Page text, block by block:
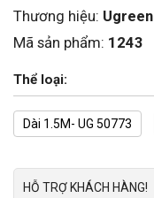
Thương hiệu: Ugreen
Mã sản phẩm: 1243
Thể loại:
Dài 1.5M- UG 50773
HỖ TRỢ KHÁCH HÀNG!